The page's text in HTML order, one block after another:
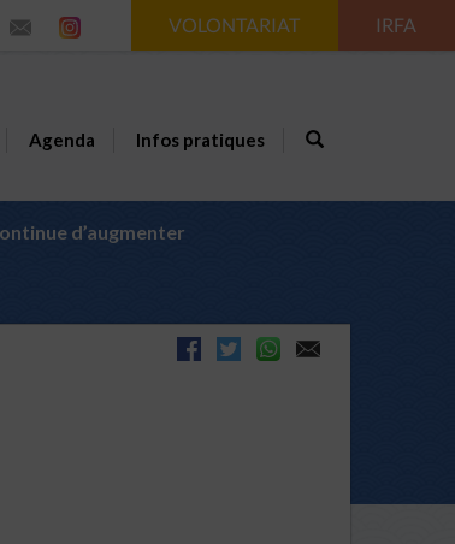
VOLONTARIAT IRFA
Agenda Infos pratiques
d’augmenter